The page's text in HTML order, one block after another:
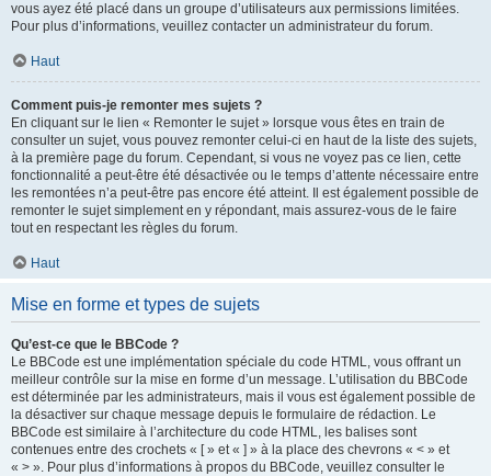
vous ayez été placé dans un groupe d’utilisateurs aux permissions limitées.
Pour plus d’informations, veuillez contacter un administrateur du forum.
Haut
Comment puis-je remonter mes sujets ?
En cliquant sur le lien « Remonter le sujet » lorsque vous êtes en train de
consulter un sujet, vous pouvez remonter celui-ci en haut de la liste des sujets,
à la première page du forum. Cependant, si vous ne voyez pas ce lien, cette
fonctionnalité a peut-être été désactivée ou le temps d’attente nécessaire entre
les remontées n’a peut-être pas encore été atteint. Il est également possible de
remonter le sujet simplement en y répondant, mais assurez-vous de le faire
tout en respectant les règles du forum.
Haut
Mise en forme et types de sujets
Qu’est-ce que le BBCode ?
Le BBCode est une implémentation spéciale du code HTML, vous offrant un
meilleur contrôle sur la mise en forme d’un message. L’utilisation du BBCode
est déterminée par les administrateurs, mais il vous est également possible de
la désactiver sur chaque message depuis le formulaire de rédaction. Le
BBCode est similaire à l’architecture du code HTML, les balises sont
contenues entre des crochets « [ » et « ] » à la place des chevrons « < » et
« > ». Pour plus d’informations à propos du BBCode, veuillez consulter le